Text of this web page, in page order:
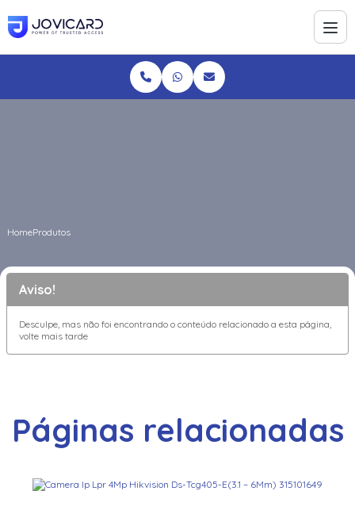
HomeProdutos
Aviso!
Desculpe, mas não foi encontrando o conteúdo relacionado a esta página,
volte mais tarde
Páginas relacionadas